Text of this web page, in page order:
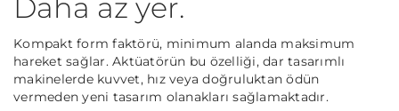
Daha az yer.
Kompakt form faktörü, minimum alanda maksimum
hareket sağlar. Aktüatörün bu özelliği, dar tasarımlı
makinelerde kuvvet, hız veya doğruluktan ödün
vermeden yeni tasarım olanakları sağlamaktadır.